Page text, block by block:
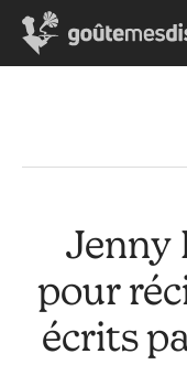
Jenny
pour
écrits